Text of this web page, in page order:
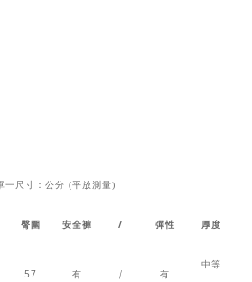
一尺寸：公分 (平放測量)
臀圍 安全褲 / 彈性 厚度
57 有 / 有
中等